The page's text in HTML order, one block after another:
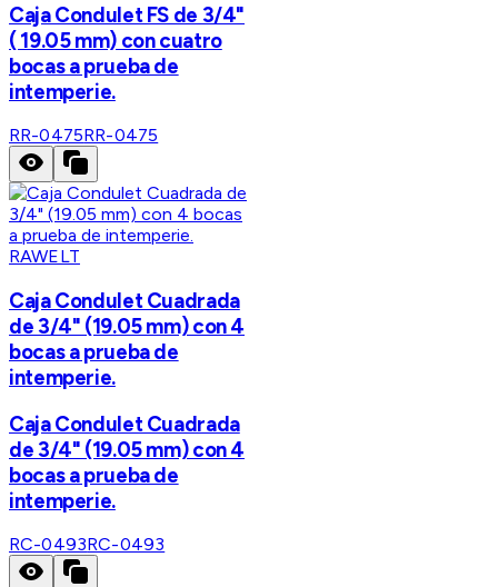
Caja Condulet FS de 3/4"
( 19.05 mm) con cuatro
bocas a prueba de
intemperie.
RR-0475RR-0475
RAWELT
Caja Condulet Cuadrada
de 3/4" (19.05 mm) con 4
bocas a prueba de
intemperie.
Caja Condulet Cuadrada
de 3/4" (19.05 mm) con 4
bocas a prueba de
intemperie.
RC-0493RC-0493